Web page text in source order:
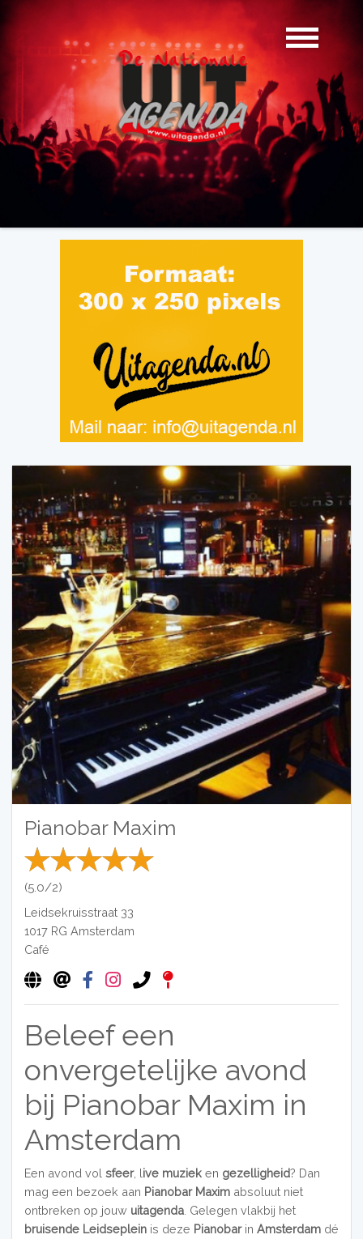
Pianobar Maxim
(5.0/2)
Leidsekruisstraat 33
1017 RG Amsterdam
Café
Beleef een
onvergetelijke avond
bij Pianobar Maxim in
Amsterdam
Een avond vol sfeer, live muzieken gezelligheid? Dan
mag een bezoek aan Pianobar Maximabsoluut niet
ontbreken op jouw uitagenda. Gelegen vlakbij het
bruisende Leidsepleinis deze Pianobarin Amsterdamdé